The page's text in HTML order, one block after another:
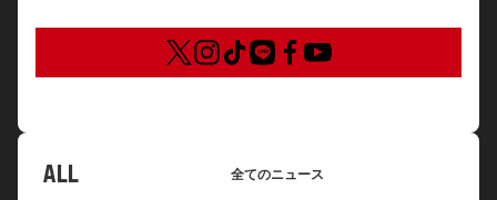
ALL 全てのニュース